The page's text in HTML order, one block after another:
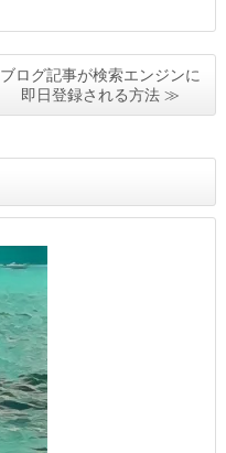
ブログ記事が検索エンジンに
即日登録される方法 ≫